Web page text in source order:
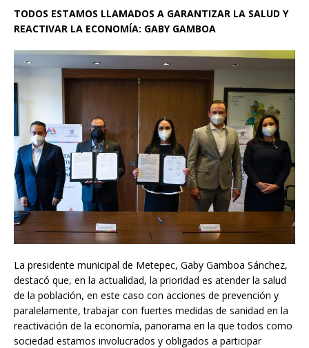
TODOS ESTAMOS LLAMADOS A GARANTIZAR LA SALUD Y
REACTIVAR LA ECONOMÍA: GABY GAMBOA
La presidente municipal de Metepec, Gaby Gamboa Sánchez,
destacó que, en la actualidad, la prioridad es atender la salud
de la población, en este caso con acciones de prevención y
paralelamente, trabajar con fuertes medidas de sanidad en la
reactivación de la economía, panorama en la que todos como
sociedad estamos involucrados y obligados a participar